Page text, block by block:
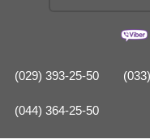
(029) 393-25-50
(044) 364-25-50